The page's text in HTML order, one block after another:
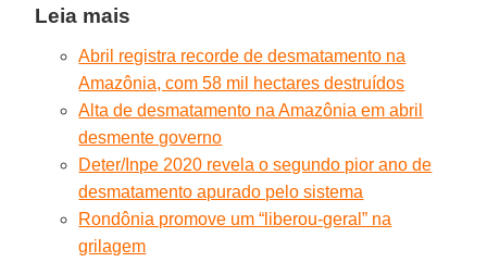
Leia mais
Abril registra recorde de desmatamento na
Amazônia, com 58 mil hectares destruídos
Alta de desmatamento na Amazônia em abril
desmente governo
Deter/Inpe 2020 revela o segundo pior ano de
desmatamento apurado pelo sistema
Rondônia promove um “liberou-geral” na
grilagem